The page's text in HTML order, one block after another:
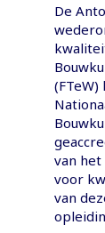
De
(FTeW)
van
voor
van